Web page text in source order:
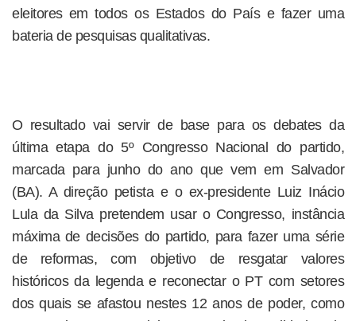
eleitores em todos os Estados do País e fazer uma
bateria de pesquisas qualitativas.
O resultado vai servir de base para os debates da
última etapa do 5º Congresso Nacional do partido,
marcada para junho do ano que vem em Salvador
(BA). A direção petista e o ex-presidente Luiz Inácio
Lula da Silva pretendem usar o Congresso, instância
máxima de decisões do partido, para fazer uma série
de reformas, com objetivo de resgatar valores
históricos da legenda e reconectar o PT com setores
dos quais se afastou nestes 12 anos de poder, como